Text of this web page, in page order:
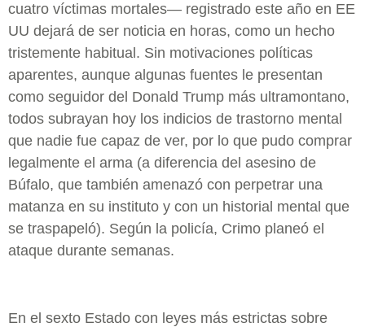
cuatro víctimas mortales— registrado este año en EE
UU dejará de ser noticia en horas, como un hecho
tristemente habitual. Sin motivaciones políticas
aparentes, aunque algunas fuentes le presentan
como seguidor del Donald Trump más ultramontano,
todos subrayan hoy los indicios de trastorno mental
que nadie fue capaz de ver, por lo que pudo comprar
legalmente el arma (a diferencia del asesino de
Búfalo, que también amenazó con perpetrar una
matanza en su instituto y con un historial mental que
se traspapeló). Según la policía, Crimo planeó el
ataque durante semanas.
En el sexto Estado con leyes más estrictas sobre